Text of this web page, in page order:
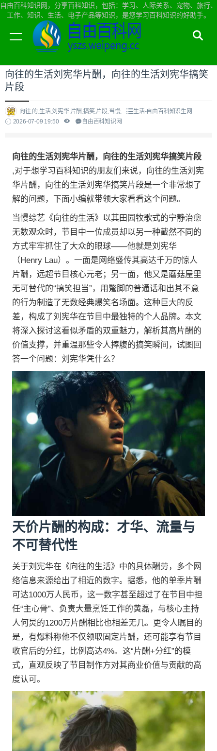
自由百科知识网，分享百科知识，包括：学习、人际关系、宠物、旅行、
工作、知识、生活、电子产品等知识，是您学习百科知识的好助手。
当前位置：自由百科知识网首页>生活
向往的生活刘宪华片酬，向往的生活刘宪华搞笑
片段
向往,的,生活,刘宪华,片酬,搞笑,片段,当慢,
生活-自由百科知识生网
2026-07-09 19:50
自由百科知识网
向往的生活刘宪华片酬，向往的生活刘宪华搞笑片段
,对于想学习百科知识的朋友们来说，向往的生活刘宪
华片酬，向往的生活刘宪华搞笑片段是一个非常想了
解的问题，下面小编就带领大家看看这个问题。
当慢综艺《向往的生活》以其田园牧歌式的宁静治愈
无数观众时，节目中一位成员却以另一种截然不同的
方式牢牢抓住了大众的眼球——他就是刘宪华
（Henry Lau）。一面是网络盛传其高达千万的惊人
片酬，远超节目核心元老；另一面，他又是蘑菇屋里
无可替代的“搞笑担当”，用蹩脚的普通话和出其不意
的行为制造了无数经典爆笑名场面。这种巨大的反
差，构成了刘宪华在节目中最独特的个人品牌。本文
将深入探讨这看似矛盾的双重魅力，解析其高片酬的
价值支撑，并重温那些令人捧腹的搞笑瞬间，试图回
答一个问题：刘宪华凭什么？
天价片酬的构成：才华、流量与
不可替代性
关于刘宪华在《向往的生活》中的具体酬劳，多个网
络信息来源给出了相近的数字。据悉，他的单季片酬
可达1000万人民币，这一数字甚至超过了在节目中担
任“主心骨”、负责大量烹饪工作的黄磊，与核心主持
人何炅的1200万片酬相比也相差无几。更令人瞩目的
是，有爆料称他不仅领取固定片酬，还可能享有节目
收官后的分红，比例高达4%。这“片酬+分红”的模
式，直观反映了节目制作方对其商业价值与贡献的高
度认可。